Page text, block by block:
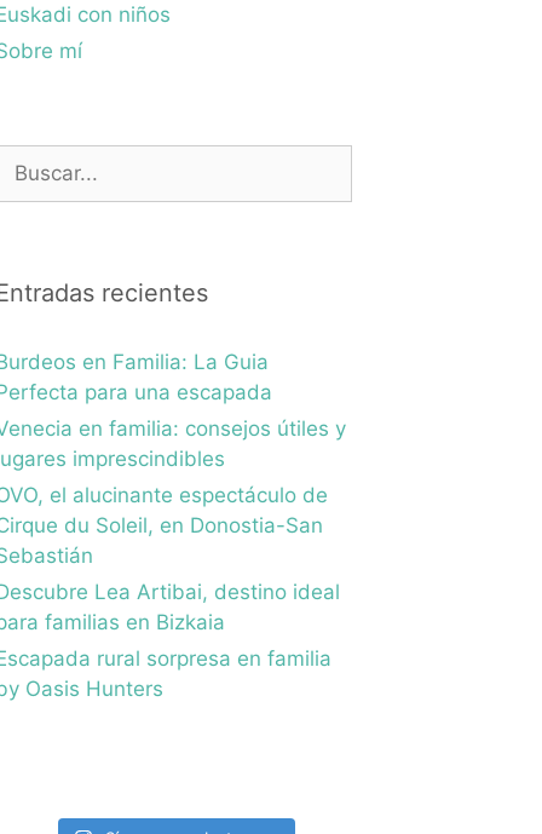
con niños
mí
recientes
en Familia: La Guia
para una escapada
en familia: consejos útiles y
imprescindibles
el alucinante espectáculo de
du Soleil, en Donostia-San
Lea Artibai, destino ideal
familias en Bizkaia
rural sorpresa en familia
Oasis Hunters